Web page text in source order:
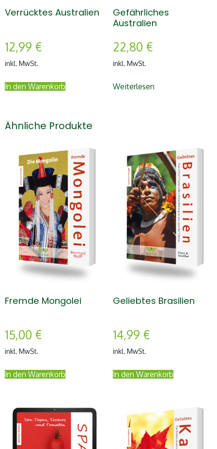
Verrücktes Australien
12,99 €
inkl. MwSt.
In den Warenkorb
Gefährliches
Australien
22,80 €
inkl. MwSt.
Weiterlesen
Ähnliche Produkte
Fremde Mongolei
15,00 €
inkl. MwSt.
In den Warenkorb
Geliebtes Brasilien
14,99 €
inkl. MwSt.
In den Warenkorb